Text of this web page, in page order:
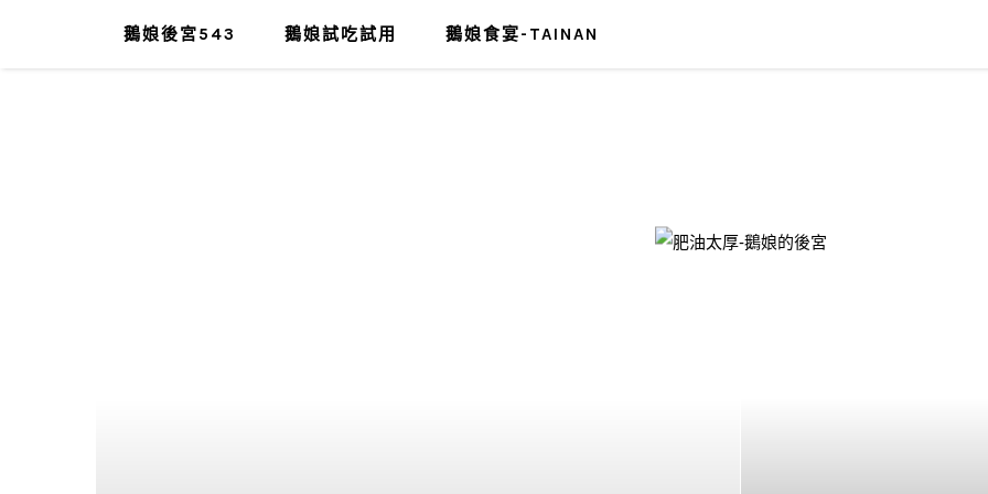
鵝娘後宮543 鵝娘試吃試用 鵝娘食宴-TAINAN
肥油太厚-鵝娘的後宮